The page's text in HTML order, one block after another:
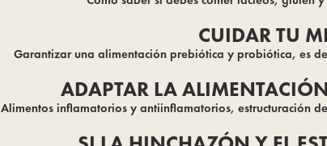
CUIDAR TU
Garantizar una alimentación prebiótica y probiótica, es
ADAPTAR LA
Alimentos inflamatorios y antiinflamatorios, estructuración